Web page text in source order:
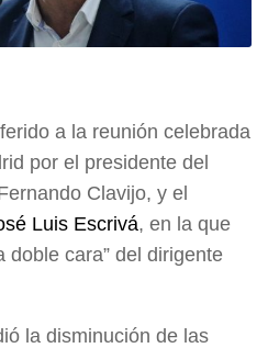
a la reunión celebrada
por el presidente del
Clavijo, y el
Luis Escrivá, en la que
doble cara” del dirigente
la disminución de las